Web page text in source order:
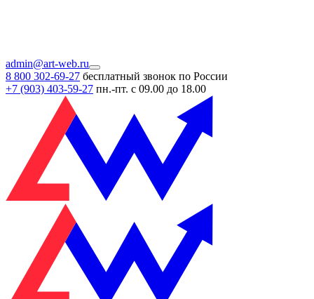
admin@art-web.ru
8 800 302-69-27 бесплатный звонок по России
+7 (903) 403-59-27 пн.-пт. с 09.00 до 18.00